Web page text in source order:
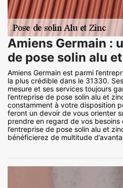
Amiens Germain :
de pose solin alu
Amiens Germain est parmi
la plus crédible dans le 31330.
mesure et ses services toujours
l’entreprise de pose solin alu et
constamment à votre disposition
feront un devoir de vous orienter
prendre en regard de vos
l’entreprise de pose solin alu et
bénéficierez de multitude